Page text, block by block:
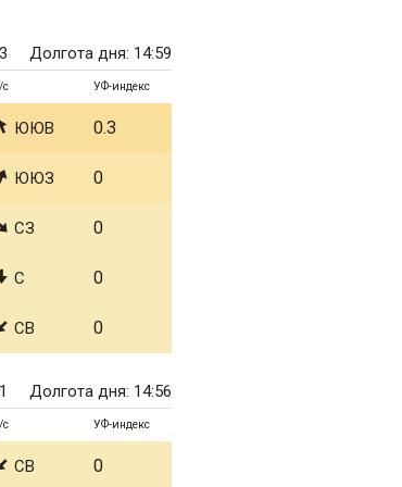
Долгота дня: 14:59
с УФ-индекс
ЮЮВ 0.3
ЮЮЗ 0
СЗ 0
С 0
СВ 0
Долгота дня: 14:56
с УФ-индекс
СВ 0